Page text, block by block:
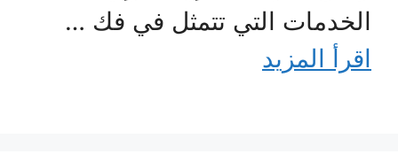
الخدمات التي تتمثل في فك …
اقرأ المزيد